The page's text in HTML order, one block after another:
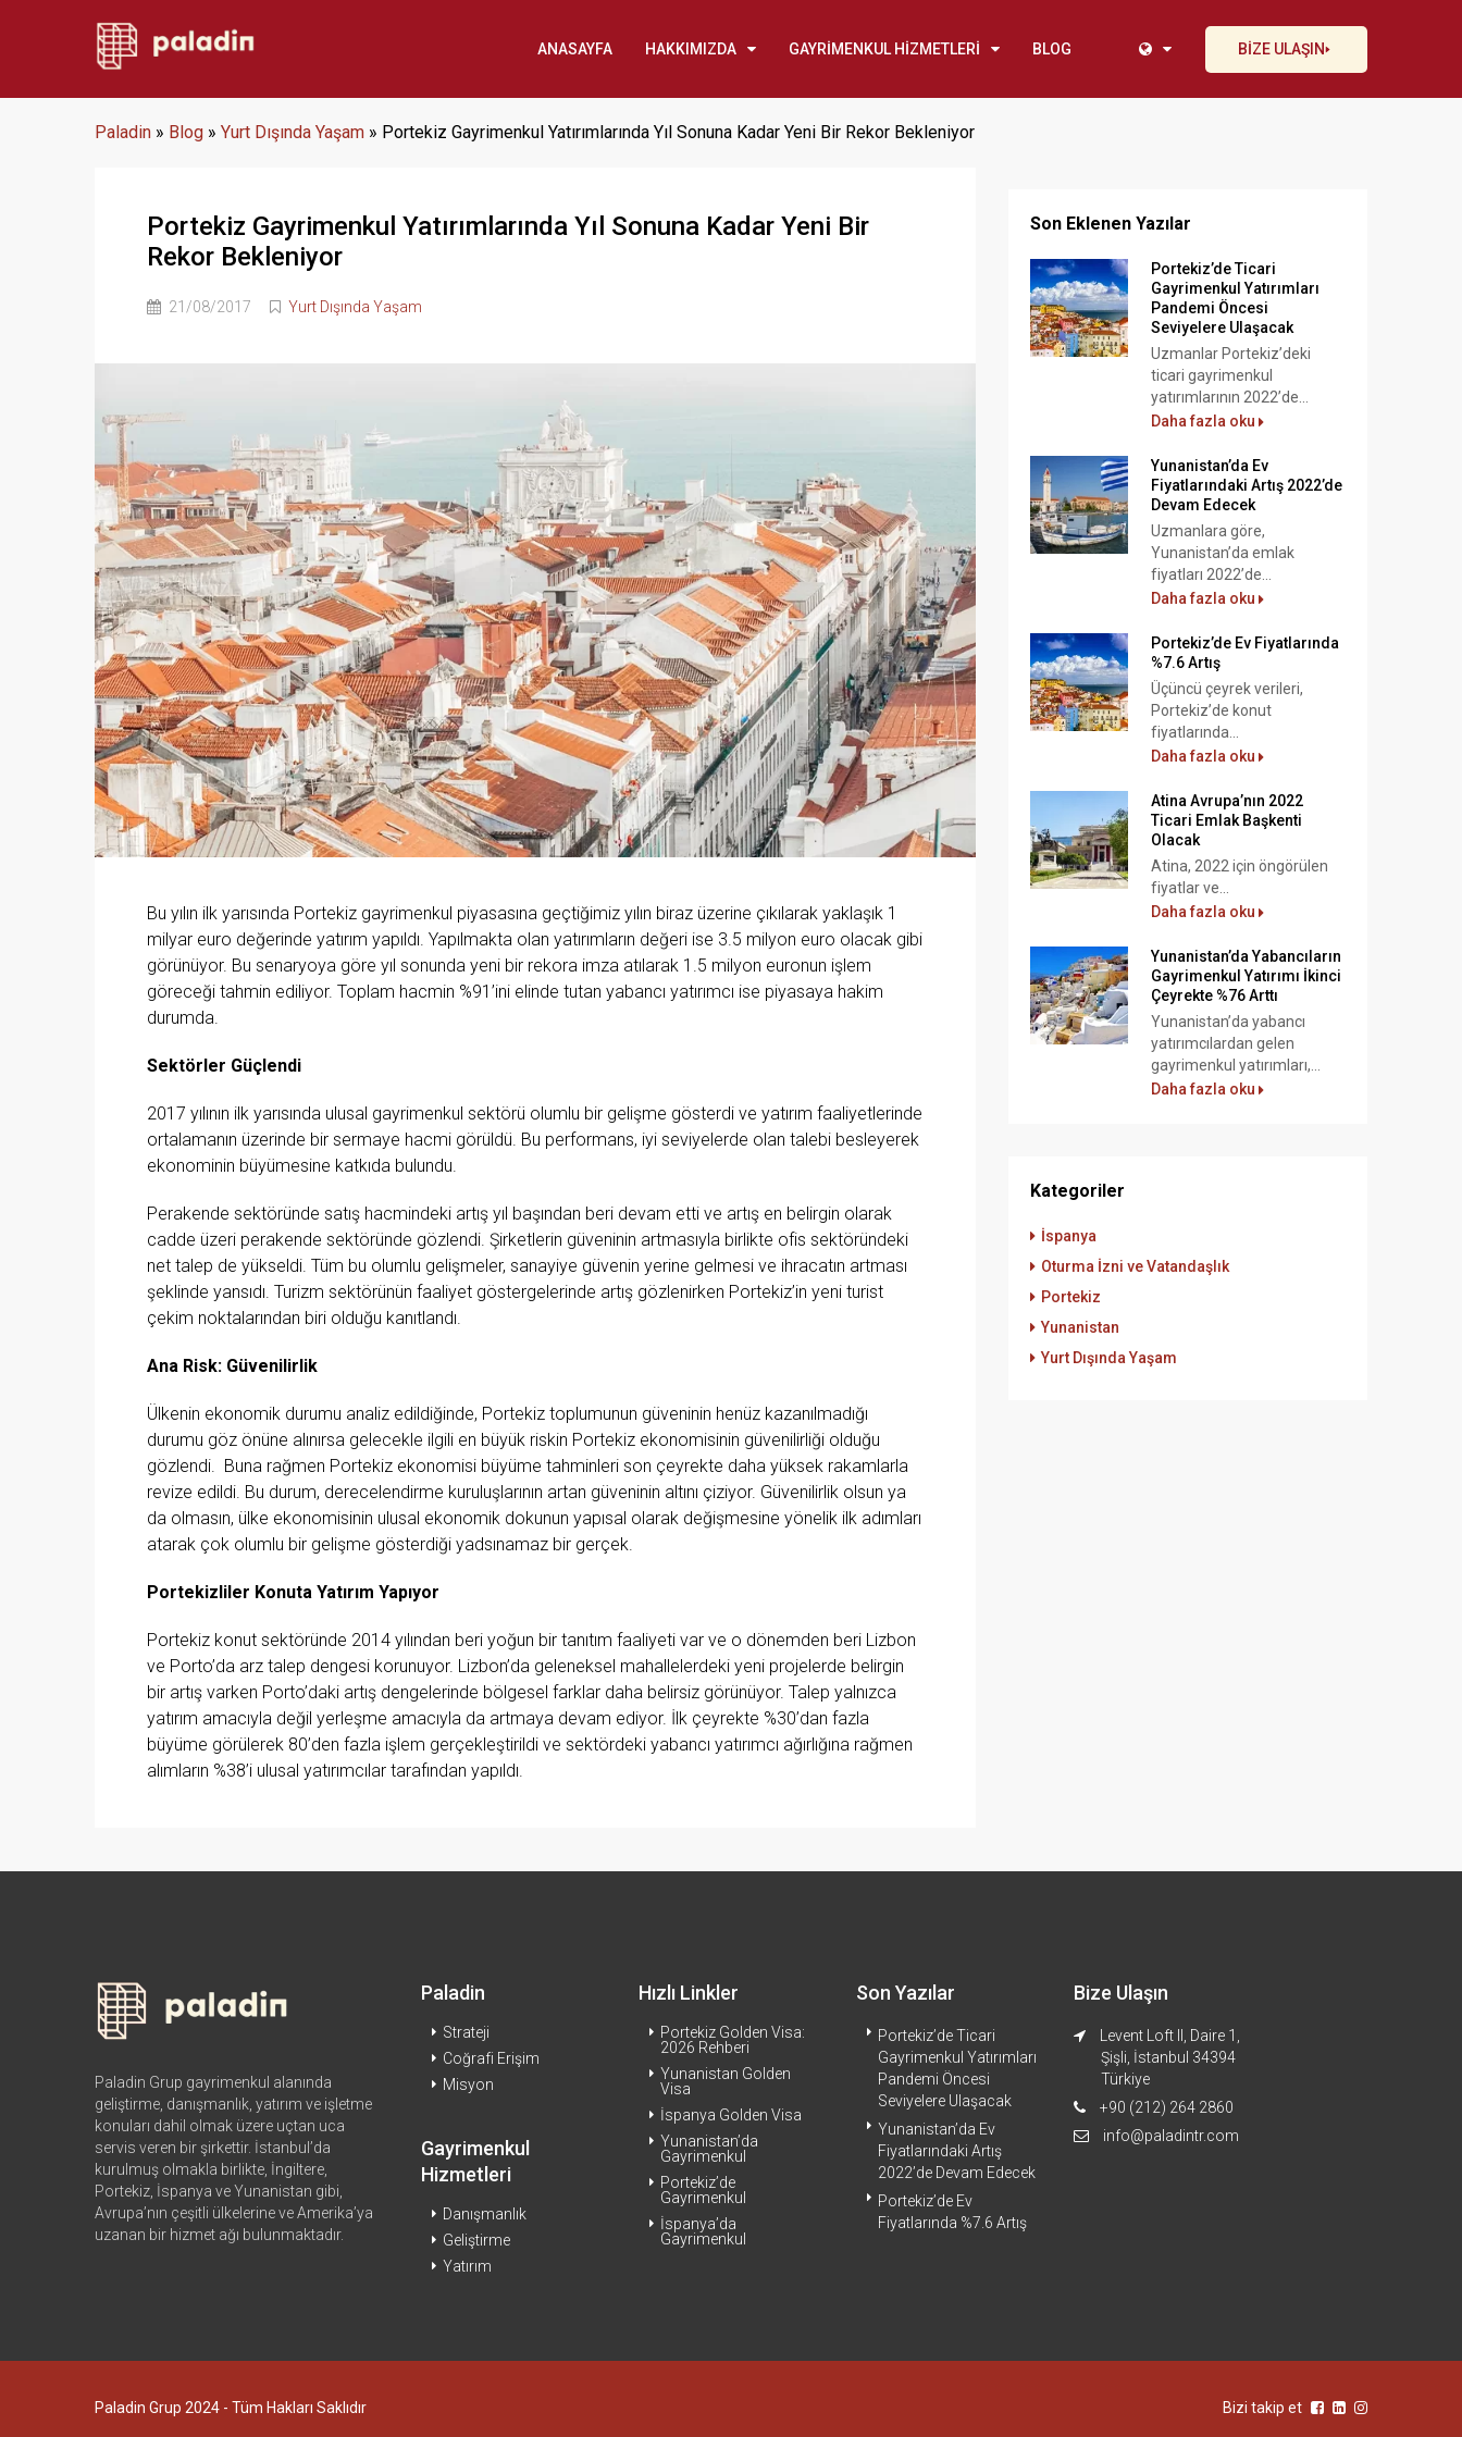
ANASAYFA HAKKIMIZDA GAYRİMENKUL HİZMETLERİ BLOG BİZE ULAŞIN
Paladin » Blog » Yurt Dışında Yaşam » Portekiz Gayrimenkul Yatırımlarında Yıl Sonuna Kadar Yeni Bir Rekor Bekleniyor
Portekiz Gayrimenkul Yatırımlarında Yıl Sonuna Kadar Yeni Bir
Rekor Bekleniyor
21/08/2017 Yurt Dışında Yaşam
Bu yılın ilk yarısında Portekiz gayrimenkul piyasasına geçtiğimiz yılın biraz üzerine çıkılarak yaklaşık 1
milyar euro değerinde yatırım yapıldı. Yapılmakta olan yatırımların değeri ise 3.5 milyon euro olacak gibi
görünüyor. Bu senaryoya göre yıl sonunda yeni bir rekora imza atılarak 1.5 milyon euronun işlem
göreceği tahmin ediliyor. Toplam hacmin %91’ini elinde tutan yabancı yatırımcı ise piyasaya hakim
durumda.
Sektörler Güçlendi
2017 yılının ilk yarısında ulusal gayrimenkul sektörü olumlu bir gelişme gösterdi ve yatırım faaliyetlerinde
ortalamanın üzerinde bir sermaye hacmi görüldü. Bu performans, iyi seviyelerde olan talebi besleyerek
ekonominin büyümesine katkıda bulundu.
Perakende sektöründe satış hacmindeki artış yıl başından beri devam etti ve artış en belirgin olarak
cadde üzeri perakende sektöründe gözlendi. Şirketlerin güveninin artmasıyla birlikte ofis sektöründeki
net talep de yükseldi. Tüm bu olumlu gelişmeler, sanayiye güvenin yerine gelmesi ve ihracatın artması
şeklinde yansıdı. Turizm sektörünün faaliyet göstergelerinde artış gözlenirken Portekiz’in yeni turist
çekim noktalarından biri olduğu kanıtlandı.
Ana Risk: Güvenilirlik
Ülkenin ekonomik durumu analiz edildiğinde, Portekiz toplumunun güveninin henüz kazanılmadığı
durumu göz önüne alınırsa gelecekle ilgili en büyük riskin Portekiz ekonomisinin güvenilirliği olduğu
gözlendi. Buna rağmen Portekiz ekonomisi büyüme tahminleri son çeyrekte daha yüksek rakamlarla
revize edildi. Bu durum, derecelendirme kuruluşlarının artan güveninin altını çiziyor. Güvenilirlik olsun ya
da olmasın, ülke ekonomisinin ulusal ekonomik dokunun yapısal olarak değişmesine yönelik ilk adımları
atarak çok olumlu bir gelişme gösterdiği yadsınamaz bir gerçek.
Portekizliler Konuta Yatırım Yapıyor
Portekiz konut sektöründe 2014 yılından beri yoğun bir tanıtım faaliyeti var ve o dönemden beri Lizbon
ve Porto’da arz talep dengesi korunuyor. Lizbon’da geleneksel mahallelerdeki yeni projelerde belirgin
bir artış varken Porto’daki artış dengelerinde bölgesel farklar daha belirsiz görünüyor. Talep yalnızca
yatırım amacıyla değil yerleşme amacıyla da artmaya devam ediyor. İlk çeyrekte %30’dan fazla
büyüme görülerek 80’den fazla işlem gerçekleştirildi ve sektördeki yabancı yatırımcı ağırlığına rağmen
alımların %38’i ulusal yatırımcılar tarafından yapıldı.
Son Eklenen Yazılar
Portekiz’de Ticari
Gayrimenkul Yatırımları
Pandemi Öncesi
Seviyelere Ulaşacak
Uzmanlar Portekiz’deki
ticari gayrimenkul
yatırımlarının 2022’de...
Daha fazla oku
Yunanistan’da Ev
Fiyatlarındaki Artış 2022’de
Devam Edecek
Uzmanlara göre,
Yunanistan’da emlak
fiyatları 2022’de...
Daha fazla oku
Portekiz’de Ev Fiyatlarında
%7.6 Artış
Üçüncü çeyrek verileri,
Portekiz’de konut
fiyatlarında...
Daha fazla oku
Atina Avrupa’nın 2022
Ticari Emlak Başkenti
Olacak
Atina, 2022 için öngörülen
fiyatlar ve...
Daha fazla oku
Yunanistan’da Yabancıların
Gayrimenkul Yatırımı İkinci
Çeyrekte %76 Arttı
Yunanistan’da yabancı
yatırımcılardan gelen
gayrimenkul yatırımları,...
Daha fazla oku
Kategoriler
İspanya
Oturma İzni ve Vatandaşlık
Portekiz
Yunanistan
Yurt Dışında Yaşam
Paladin Grup gayrimenkul alanında
geliştirme, danışmanlık, yatırım ve işletme
konuları dahil olmak üzere uçtan uca
servis veren bir şirkettir. İstanbul’da
kurulmuş olmakla birlikte, İngiltere,
Portekiz, İspanya ve Yunanistan gibi,
Avrupa’nın çeşitli ülkelerine ve Amerika’ya
uzanan bir hizmet ağı bulunmaktadır.
Paladin
Strateji
Coğrafi Erişim
Misyon
Gayrimenkul
Hizmetleri
Danışmanlık
Geliştirme
Yatırım
Hızlı Linkler
Portekiz Golden Visa:
2026 Rehberi
Yunanistan Golden
Visa
İspanya Golden Visa
Yunanistan’da
Gayrimenkul
Portekiz’de
Gayrimenkul
İspanya’da
Gayrimenkul
Son Yazılar
Portekiz’de Ticari
Gayrimenkul Yatırımları
Pandemi Öncesi
Seviyelere Ulaşacak
Yunanistan’da Ev
Fiyatlarındaki Artış
2022’de Devam Edecek
Portekiz’de Ev
Fiyatlarında %7.6 Artış
Bize Ulaşın
Levent Loft II, Daire 1,
Şişli, İstanbul 34394
Türkiye
+90 (212) 264 2860
info@paladintr.com
Paladin Grup 2024 - Tüm Hakları Saklıdır Bizi takip et